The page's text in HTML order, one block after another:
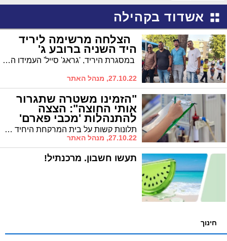
אשדוד בקהילה
הצלחה מרשימה ליריד
היד השניה ברובע ג'
במסגרת היריד, 'גראג' סייל' העמידו התושבים 'מציאות' שנחו בבתים וכעת הגיע הזמן להתפטר מהן. על הדרך הם נהנו מהפנינג חוייתי
27.10.22, מנהל האתר
"הזמינו משטרה שתגרור
אותי החוצה": הצצה
להתנהלות 'מכבי פארם'
ברובע ז' תלונות קשות על בית המרקחת היחיד המספק את שירותיו לתושבי רובע ז': "תורים ארוכים ויחס מזלזל בלקוחות" * והלקוח שהושלך החוצה לאחר שהוזמנה משטרה
27.10.22, מנהל האתר
תעשו חשבון. מרכנתיל!
חינוך